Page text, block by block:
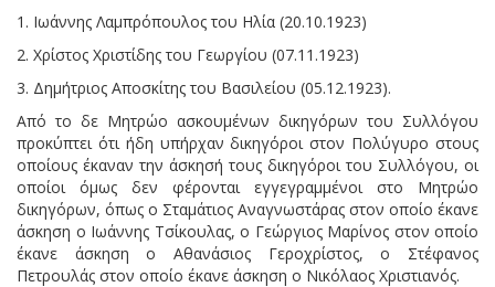
1. Ιωάννης Λαμπρόπουλος του Ηλία (20.10.1923)
2. Χρίστος Χριστίδης του Γεωργίου (07.11.1923)
3. Δημήτριος Αποσκίτης του Βασιλείου (05.12.1923).
Από το δε Μητρώο ασκουμένων δικηγόρων του Συλλόγου
προκύπτει ότι ήδη υπήρχαν δικηγόροι στον Πολύγυρο στους
οποίους έκαναν την άσκησή τους δικηγόροι του Συλλόγου, οι
οποίοι όμως δεν φέρονται εγγεγραμμένοι στο Μητρώο
δικηγόρων, όπως ο Σταμάτιος Αναγνωστάρας στον οποίο έκανε
άσκηση ο Ιωάννης Τσίκουλας, ο Γεώργιος Μαρίνος στον οποίο
έκανε άσκηση ο Αθανάσιος Γεροχρίστος, ο Στέφανος
Πετρουλάς στον οποίο έκανε άσκηση ο Νικόλαος Χριστιανός.